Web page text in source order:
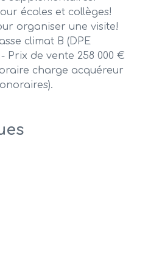
écoles et collèges!
organiser une visite!
climat B (DPE
Prix de vente 258 000 €
charge acquéreur